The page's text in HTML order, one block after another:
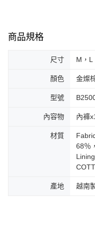
商品規格
尺寸 M，L
顏色 金燦
型號
內容物 內褲
材質
68％
產地 越南